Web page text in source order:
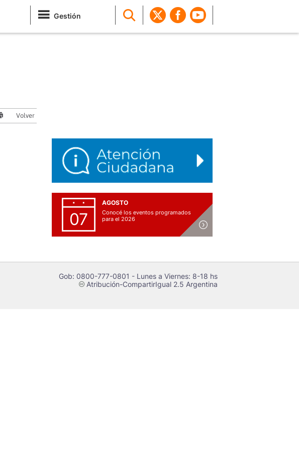
Gestión
Volver
07
AGOSTO
Conocé los eventos programados
para el 2026
Gob: 0800-777-0801 - Lunes a Viernes: 8-18 hs
cAtribución-CompartirIgual 2.5 Argentina